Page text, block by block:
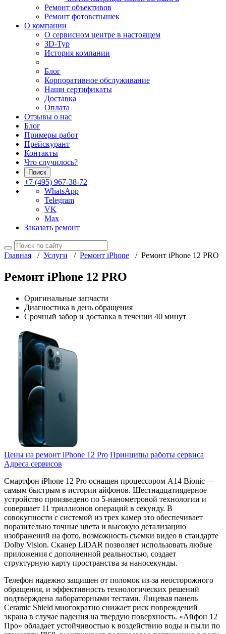
Ремонт объективов
Ремонт фотовспышек
О компании
О сервисном центре в настоящем
3D-Тур
История компании
Блог
Корпоративное обслуживание
Наши сертификаты
Доставка
Оплата
Отзывы о нас
Блог
Примеры работ
Прейскурант
Контакты
Что случилось?
Поиск
+7 (495) 967-38-72
WhatsApp
Telegram
VK
Max
Заказать ремонт
Главная / Услуги / Ремонт iPhone / Ремонт iPhone 12 PRO
Ремонт iPhone 12 PRO
Оригинальные запчасти
Диагностика в день обращения
Срочный забор и доставка в течении 40 минут
Цены на ремонт iPhone 12 Pro Принципы работы сервиса
Адреса сервисов
Смартфон iPhone 12 Pro оснащен процессором A14 Bionic —
самым быстрым в истории айфонов. Шестнадцатиядерное
устройство произведено по 5-нанометровой технологии и
совершает 11 триллионов операций в секунду. В
совокупности с системой из трех камер это обеспечивает
поразительно точные цвета и высокую детализацию
изображений на фото, возможность съемки видео в стандарте
Dolby Vision. Сканер LiDAR позволяет использовать любые
приложения с дополненной реальностью, создает
структурную карту пространства за наносекунды.
Телефон надежно защищен от поломок из-за неосторожного
обращения, и эффективность технологических решений
подтверждена лабораторными тестами. Лицевая панель
Ceramic Shield многократно снижает риск повреждений
экрана в случае падения на твердую поверхность. «Айфон 12
Про» обладает устойчивостью к воздействию воды и пыли по